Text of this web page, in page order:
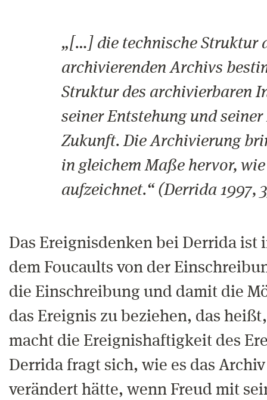
„[…] die technische Struktur
archivierenden Archivs
Struktur des archivierbaren
seiner Entstehung und
Zukunft. Die Archivierung
in gleichem Maße hervor, wie
aufzeichnet.“ (Derrida 1997,
Das Ereignisdenken bei Derrida ist
dem Foucaults von der
die Einschreibung und damit die
das Ereignis zu beziehen, das
macht die Ereignishaftigkeit des
Derrida fragt sich, wie es das
verändert hätte, wenn Freud mit